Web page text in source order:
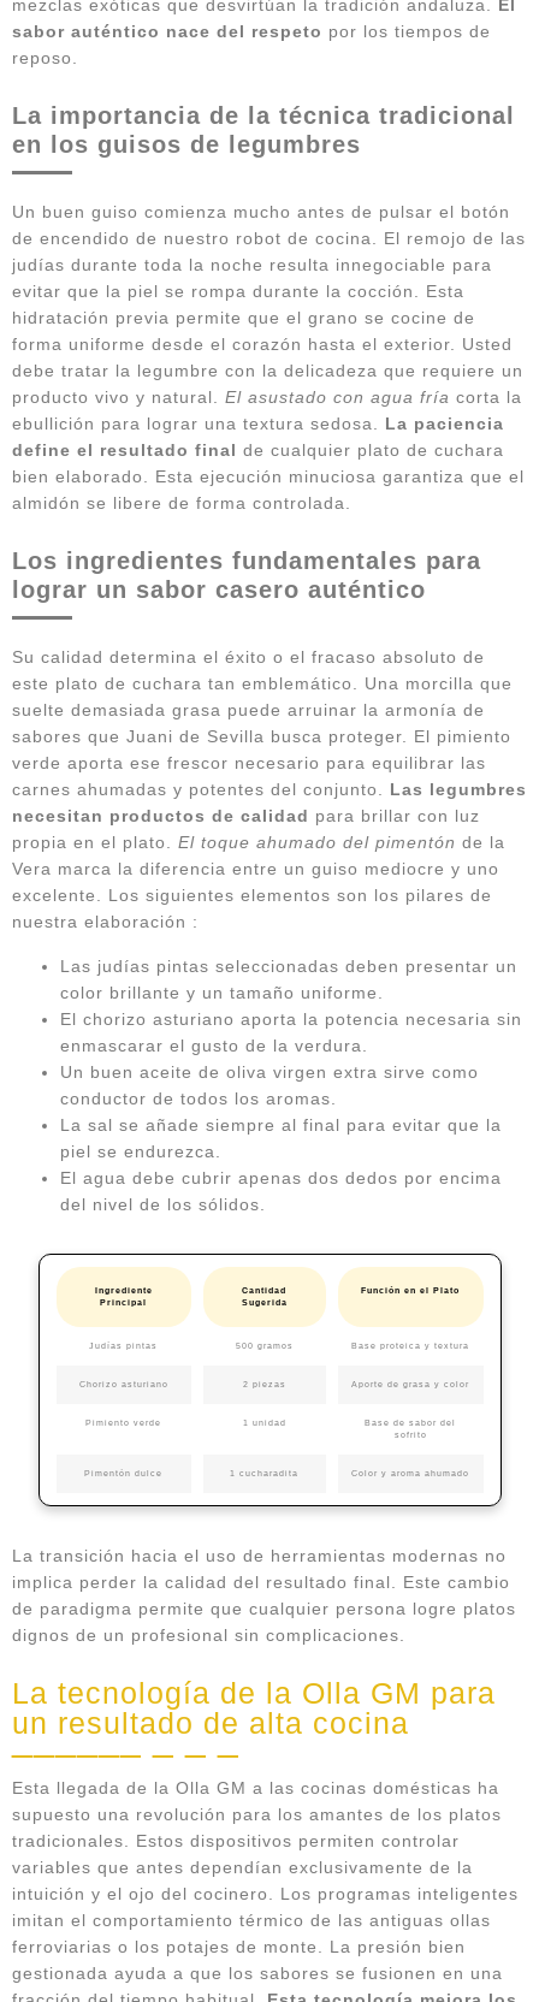
mezclas exóticas que desvirtúan la tradición andaluza. El
sabor auténtico nace del respeto por los tiempos de
reposo.
La importancia de la técnica tradicional
en los guisos de legumbres
Un buen guiso comienza mucho antes de pulsar el botón
de encendido de nuestro robot de cocina. El remojo de las
judías durante toda la noche resulta innegociable para
evitar que la piel se rompa durante la cocción. Esta
hidratación previa permite que el grano se cocine de
forma uniforme desde el corazón hasta el exterior. Usted
debe tratar la legumbre con la delicadeza que requiere un
producto vivo y natural. El asustado con agua fría corta la
ebullición para lograr una textura sedosa. La paciencia
define el resultado final de cualquier plato de cuchara
bien elaborado. Esta ejecución minuciosa garantiza que el
almidón se libere de forma controlada.
Los ingredientes fundamentales para
lograr un sabor casero auténtico
Su calidad determina el éxito o el fracaso absoluto de
este plato de cuchara tan emblemático. Una morcilla que
suelte demasiada grasa puede arruinar la armonía de
sabores que Juani de Sevilla busca proteger. El pimiento
verde aporta ese frescor necesario para equilibrar las
carnes ahumadas y potentes del conjunto. Las legumbres
necesitan productos de calidad para brillar con luz
propia en el plato. El toque ahumado del pimentón de la
Vera marca la diferencia entre un guiso mediocre y uno
excelente. Los siguientes elementos son los pilares de
nuestra elaboración :
Las judías pintas seleccionadas deben presentar un
color brillante y un tamaño uniforme.
El chorizo asturiano aporta la potencia necesaria sin
enmascarar el gusto de la verdura.
Un buen aceite de oliva virgen extra sirve como
conductor de todos los aromas.
La sal se añade siempre al final para evitar que la
piel se endurezca.
El agua debe cubrir apenas dos dedos por encima
del nivel de los sólidos.
Ingrediente
Principal
Cantidad
Sugerida
Función en el Plato
Judías pintas 500 gramos Base proteica y textura
Chorizo asturiano 2 piezas Aporte de grasa y color
Pimiento verde 1 unidad
Base de sabor del
sofrito
Pimentón dulce 1 cucharadita Color y aroma ahumado
La transición hacia el uso de herramientas modernas no
implica perder la calidad del resultado final. Este cambio
de paradigma permite que cualquier persona logre platos
dignos de un profesional sin complicaciones.
La tecnología de la Olla GM para
un resultado de alta cocina
Esta llegada de la Olla GM a las cocinas domésticas ha
supuesto una revolución para los amantes de los platos
tradicionales. Estos dispositivos permiten controlar
variables que antes dependían exclusivamente de la
intuición y el ojo del cocinero. Los programas inteligentes
imitan el comportamiento térmico de las antiguas ollas
ferroviarias o los potajes de monte. La presión bien
gestionada ayuda a que los sabores se fusionen en una